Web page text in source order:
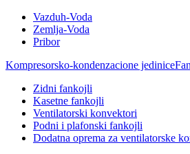
Vazduh-Voda
Zemlja-Voda
Pribor
Kompresorsko-kondenzacione jedinice
Zidni fankojli
Kasetne fankojli
Ventilatorski konvektori
Podni i plafonski fankojli
Dodatna oprema za ventilatorske